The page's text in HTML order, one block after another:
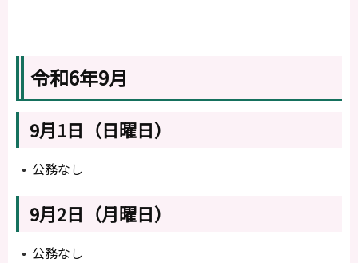
令和6年9月
9月1日（日曜日）
公務なし
9月2日（月曜日）
公務なし